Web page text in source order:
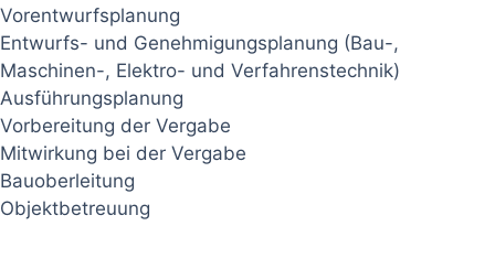
Vorentwurfsplanung
Entwurfs- und Genehmigungsplanung (Bau-,
Maschinen-, Elektro- und Verfahrenstechnik)
Ausführungsplanung
Vorbereitung der Vergabe
Mitwirkung bei der Vergabe
Bauoberleitung
Objektbetreuung